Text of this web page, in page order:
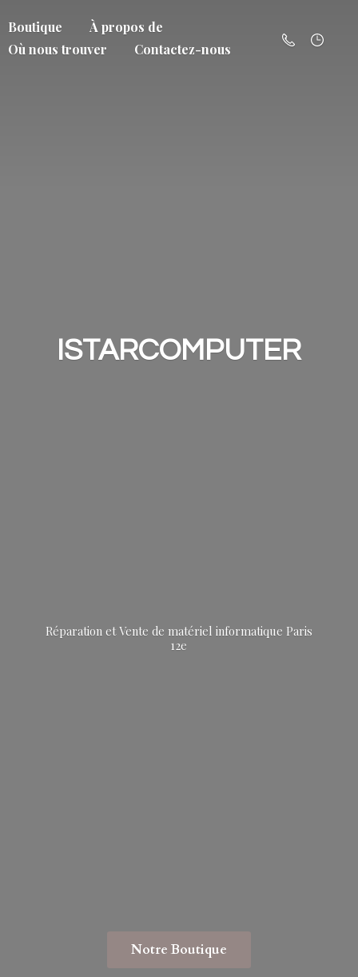
Boutique
À propos de
Où nous trouver
Contactez-nous
ISTARCOMPUTER
Réparation et Vente de matériel informatique Paris
12e
Notre Boutique